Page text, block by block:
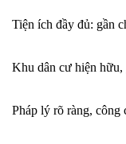
Tiện ích đầy đủ: gần
Khu dân cư hiện hữu,
Pháp lý rõ ràng, công